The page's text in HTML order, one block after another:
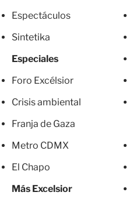
Espectáculos
Sintetika
Especiales
Foro Excélsior
Crisis ambiental
Franja de Gaza
Metro CDMX
El Chapo
Más Excelsior